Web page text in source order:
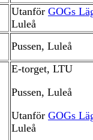
Utanför GOGs
Luleå
Pussen, Luleå
E-torget, LTU
Pussen, Luleå
Utanför GOGs
Luleå